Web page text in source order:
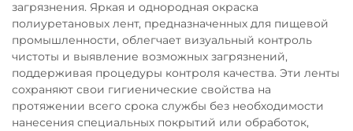
загрязнения. Яркая и однородная окраска
полиуретановых лент, предназначенных для пищевой
промышленности, облегчает визуальный контроль
чистоты и выявление возможных загрязнений,
поддерживая процедуры контроля качества. Эти ленты
сохраняют свои гигиенические свойства на
протяжении всего срока службы без необходимости
нанесения специальных покрытий или обработок,